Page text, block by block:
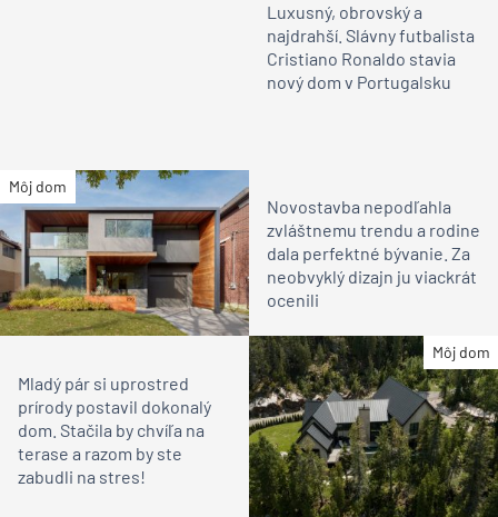
Luxusný, obrovský a
najdrahší. Slávny futbalista
Cristiano Ronaldo stavia
nový dom v Portugalsku
Môj dom
Novostavba nepodľahla
zvláštnemu trendu a rodine
dala perfektné bývanie. Za
neobvyklý dizajn ju viackrát
ocenili
Môj dom
Mladý pár si uprostred
prírody postavil dokonalý
dom. Stačila by chvíľa na
terase a razom by ste
zabudli na stres!